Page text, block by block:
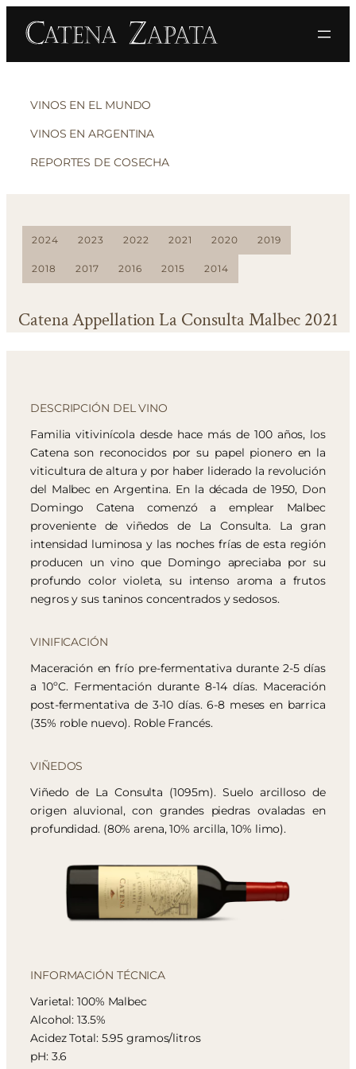
VINOS EN EL MUNDO
VINOS EN ARGENTINA
REPORTES DE COSECHA
2024 2023 2022 2021 2020 2019
2018 2017 2016 2015 2014
Catena Appellation La Consulta Malbec 2021
DESCRIPCIÓN DEL VINO
Familia vitivinícola desde hace más de 100 años, los
Catena son reconocidos por su papel pionero en la
viticultura de altura y por haber liderado la revolución
del Malbec en Argentina. En la década de 1950, Don
Domingo Catena comenzó a emplear Malbec
proveniente de viñedos de La Consulta. La gran
intensidad luminosa y las noches frías de esta región
producen un vino que Domingo apreciaba por su
profundo color violeta, su intenso aroma a frutos
negros y sus taninos concentrados y sedosos.
VINIFICACIÓN
Maceración en frío pre-fermentativa durante 2-5 días
a 10ºC. Fermentación durante 8-14 días. Maceración
post-fermentativa de 3-10 días. 6-8 meses en barrica
(35% roble nuevo). Roble Francés.
VIÑEDOS
Viñedo de La Consulta (1095m). Suelo arcilloso de
origen aluvional, con grandes piedras ovaladas en
profundidad. (80% arena, 10% arcilla, 10% limo).
INFORMACIÓN TÉCNICA
Varietal: 100% Malbec
Alcohol: 13.5%
Acidez Total: 5.95 gramos/litros
pH: 3.6